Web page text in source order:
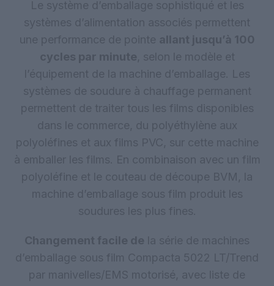
Le système d’emballage sophistiqué et les
systèmes d’alimentation associés permettent
une performance de pointe allant jusqu’à 100
cycles par minute, selon le modèle et
l’équipement de la machine d’emballage. Les
systèmes de soudure à chauffage permanent
permettent de traiter tous les films disponibles
dans le commerce, du polyéthylène aux
polyoléfines et aux films PVC, sur cette machine
à emballer les films. En combinaison avec un film
polyoléfine et le couteau de découpe BVM, la
machine d’emballage sous film produit les
soudures les plus fines.
Changement facile de la série de machines
d’emballage sous film Compacta 5022 LT/Trend
par manivelles/EMS motorisé, avec liste de